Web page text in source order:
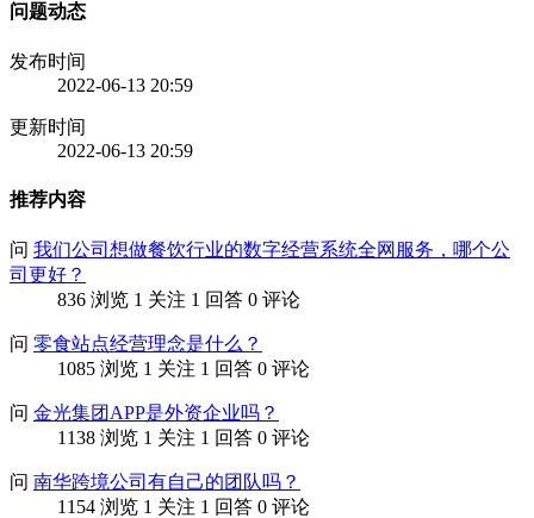
问题动态
发布时间
2022-06-13 20:59
更新时间
2022-06-13 20:59
推荐内容
问 我们公司想做餐饮行业的数字经营系统全网服务，哪个公
司更好？
836 浏览 1 关注 1 回答 0 评论
问 零食站点经营理念是什么？
1085 浏览 1 关注 1 回答 0 评论
问 金光集团APP是外资企业吗？
1138 浏览 1 关注 1 回答 0 评论
问 南华跨境公司有自己的团队吗？
1154 浏览 1 关注 1 回答 0 评论